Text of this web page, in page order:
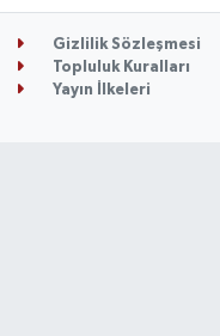
Gizlilik Sözleşmesi
Topluluk Kuralları
Yayın İlkeleri